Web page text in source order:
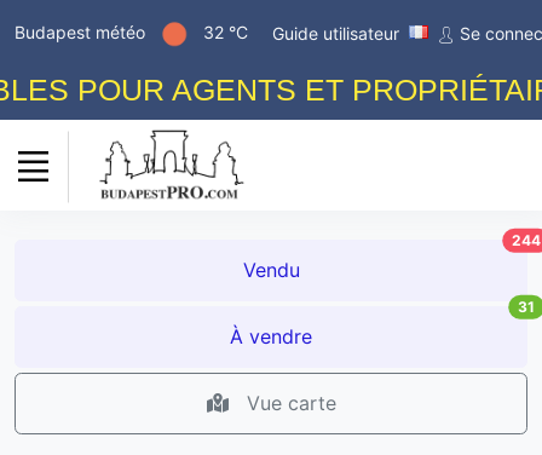
Budapest météo 32 °C Guide utilisateur Se
AGENTS ET
Vendu
244
À vendre
31
Vue carte